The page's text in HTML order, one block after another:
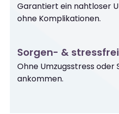
Garantiert ein nahtloser
ohne Komplikationen.
Sorgen- & stressfrei
Ohne Umzugsstress oder
ankommen.